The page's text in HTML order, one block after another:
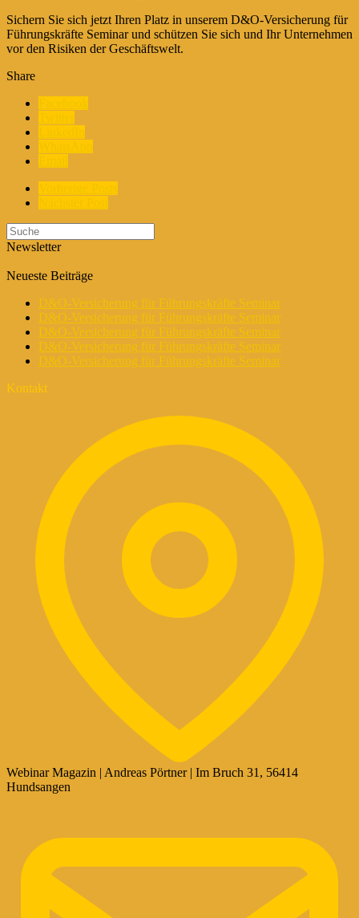
Sichern Sie sich jetzt Ihren Platz in unserem D&O-Versicherung für
Führungskräfte Seminar und schützen Sie sich und Ihr Unternehmen
vor den Risiken der Geschäftswelt.
Share
Newsletter
Neueste Beiträge
D&O-Versicherung für Führungskräfte Seminar
D&O-Versicherung für Führungskräfte Seminar
D&O-Versicherung für Führungskräfte Seminar
D&O-Versicherung für Führungskräfte Seminar
D&O-Versicherung für Führungskräfte Seminar
Kontakt
Webinar Magazin | Andreas Pörtner | Im Bruch 31, 56414
Hundsangen